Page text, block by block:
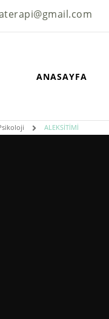
ANASAYFA
ALEKSİTİMİ